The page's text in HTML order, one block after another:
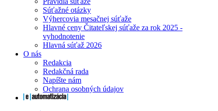
Súťažné otázky
Výhercovia mesačnej súťaže
Hlavné ceny Čitateľskej súťaže za rok 2025 -
vyhodnotenie
Hlavná súťaž 2026
O nás
Redakcia
Redakčná rada
Napíšte nám
Ochrana osobných údajov